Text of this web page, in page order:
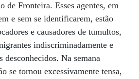
de Fronteira. Esses agentes, em
e sem se identificarem, estão
e causadores de tumultos,
indiscriminadamente e
desconhecidos. Na semana
se tornou excessivamente tensa,